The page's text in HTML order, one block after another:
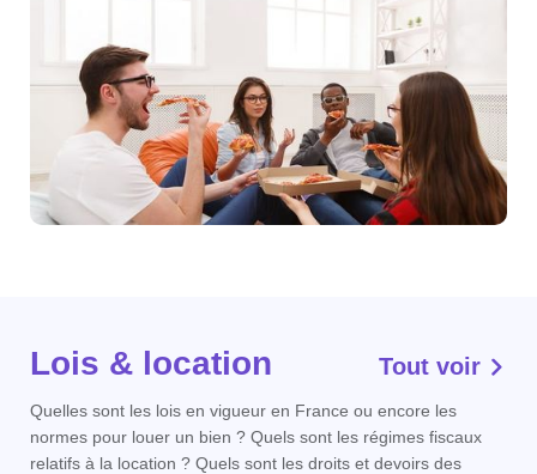
Lois & location Tout voir
Quelles sont les lois en vigueur en France ou encore les
normes pour louer un bien ? Quels sont les régimes fiscaux
relatifs à la location ? Quels sont les droits et devoirs des